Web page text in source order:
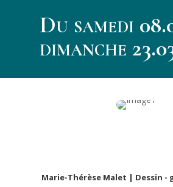
Du samedi
dimanche
Marie-Thérèse Malet | Dessin -